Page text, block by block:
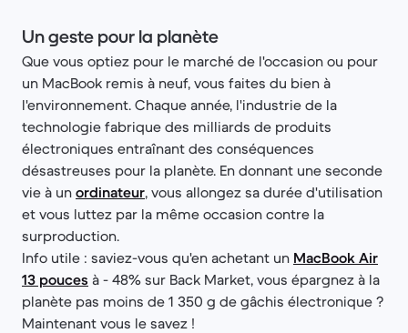
Un geste pour la planète
Que vous optiez pour le marché de l'occasion ou pour
un MacBook remis à neuf, vous faites du bien à
l'environnement. Chaque année, l'industrie de la
technologie fabrique des milliards de produits
électroniques entraînant des conséquences
désastreuses pour la planète. En donnant une seconde
vie à un ordinateur, vous allongez sa durée d'utilisation
et vous luttez par la même occasion contre la
surproduction.
Info utile : saviez-vous qu'en achetant un MacBook Air
13 pouces à - 48% sur Back Market, vous épargnez à la
planète pas moins de 1 350 g de gâchis électronique ?
Maintenant vous le savez !